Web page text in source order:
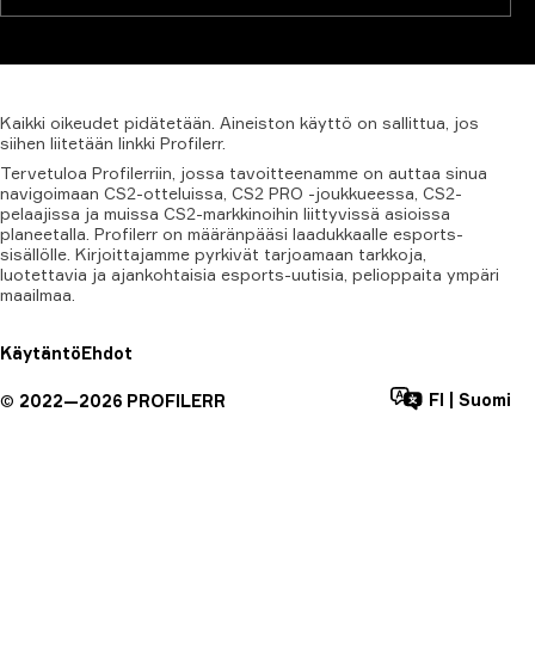
Kaikki oikeudet pidätetään. Aineiston käyttö on sallittua, jos
siihen liitetään linkki Profilerr.
Tervetuloa Profilerriin, jossa tavoitteenamme on auttaa sinua
navigoimaan CS2-otteluissa, CS2 PRO -joukkueessa, CS2-
pelaajissa ja muissa CS2-markkinoihin liittyvissä asioissa
planeetalla. Profilerr on määränpääsi laadukkaalle esports-
sisällölle. Kirjoittajamme pyrkivät tarjoamaan tarkkoja,
luotettavia ja ajankohtaisia esports-uutisia, pelioppaita ympäri
maailmaa.
KäytäntöEhdot
© 2022—2026 PROFILERR FI Suomi